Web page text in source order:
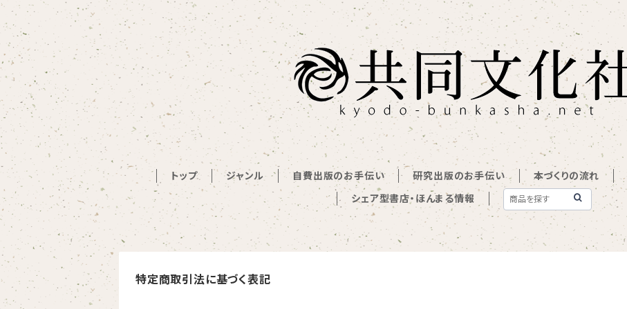
トップ ジャンル 自費出版のお手伝い 研究出版のお手伝い 本づくりの流れ
シェア型書店・ほんまる情報
特定商取引法に基づく表記